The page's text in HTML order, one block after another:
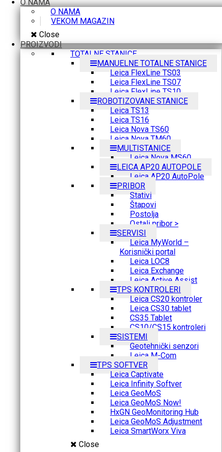
O NAMA
O NAMA
VEKOM MAGAZIN
Close
PROIZVODI
TOTALNE STANICE
MANUELNE TOTALNE STANICE
Leica FlexLine TS03
Leica FlexLine TS07
Leica FlexLine TS10
ROBOTIZOVANE STANICE
Leica TS13
Leica TS16
Leica Nova TS60
Leica Nova TM60
MULTISTANICE
Leica Nova MS60
LEICA AP20 AUTOPOLE
Leica AP20 AutoPole
PRIBOR
Stativi
Štapovi
Postolja
Ostali pribor >
SERVISI
Leica MyWorld –
Korisnički portal
Leica LOC8
Leica Exchange
Leica Active Assist
TPS KONTROLERI
Leica CS20 kontroler
Leica CS30 tablet
CS35 Tablet
CS10/CS15 kontroleri
SISTEMI
Geotehnički senzori
Leica M-Com
TPS SOFTVER
Leica Captivate
Leica Infinity Softver
Leica GeoMoS
Leica GeoMoS Now!
HxGN GeoMonitoring Hub
Leica GeoMoS Adjustment
Leica SmartWorx Viva
Close